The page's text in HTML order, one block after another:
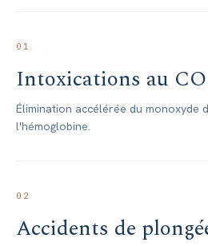
01
Intoxications au CO
Élimination accélérée du monoxyde
l'hémoglobine.
02
Accidents de